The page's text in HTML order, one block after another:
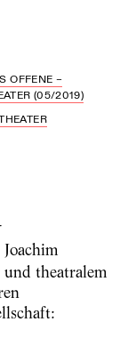
OFFENE –
(05/2019)
theatralem